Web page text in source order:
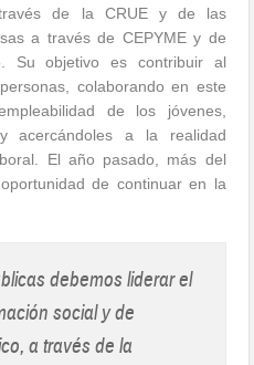
través de la CRUE y de las
a través de CEPYME y de
Su objetivo es contribuir al
colaborando en este
de los jóvenes,
acercándoles a la realidad
El año pasado, más del
de continuar en la
debemos liderar el
social y de
a través de la